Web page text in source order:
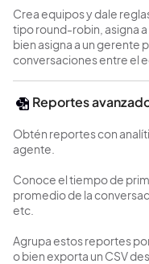
Crea equipos y dale
tipo round-robin, asigna
bien asigna a un gerente
conversaciones entre el
Reportes
Obtén reportes con
agente.
Conoce el tiempo de
promedio de la
etc.
Agrupa estos reportes
o bien exporta un CSV